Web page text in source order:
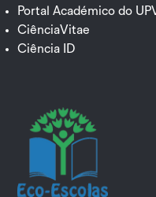
Portal Académico do
CiênciaVitae
Ciência ID